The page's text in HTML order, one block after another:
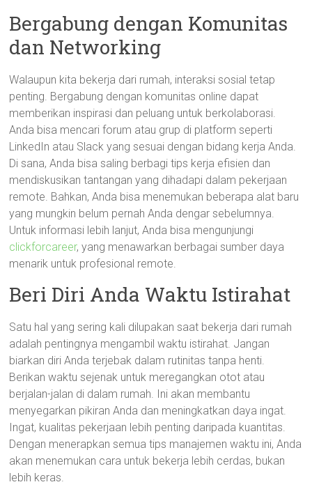
Bergabung dengan Komunitas
dan Networking
Walaupun kita bekerja dari rumah, interaksi sosial tetap
penting. Bergabung dengan komunitas online dapat
memberikan inspirasi dan peluang untuk berkolaborasi.
Anda bisa mencari forum atau grup di platform seperti
LinkedIn atau Slack yang sesuai dengan bidang kerja Anda.
Di sana, Anda bisa saling berbagi tips kerja efisien dan
mendiskusikan tantangan yang dihadapi dalam pekerjaan
remote. Bahkan, Anda bisa menemukan beberapa alat baru
yang mungkin belum pernah Anda dengar sebelumnya.
Untuk informasi lebih lanjut, Anda bisa mengunjungi
clickforcareer, yang menawarkan berbagai sumber daya
menarik untuk profesional remote.
Beri Diri Anda Waktu Istirahat
Satu hal yang sering kali dilupakan saat bekerja dari rumah
adalah pentingnya mengambil waktu istirahat. Jangan
biarkan diri Anda terjebak dalam rutinitas tanpa henti.
Berikan waktu sejenak untuk meregangkan otot atau
berjalan-jalan di dalam rumah. Ini akan membantu
menyegarkan pikiran Anda dan meningkatkan daya ingat.
Ingat, kualitas pekerjaan lebih penting daripada kuantitas.
Dengan menerapkan semua tips manajemen waktu ini, Anda
akan menemukan cara untuk bekerja lebih cerdas, bukan
lebih keras.